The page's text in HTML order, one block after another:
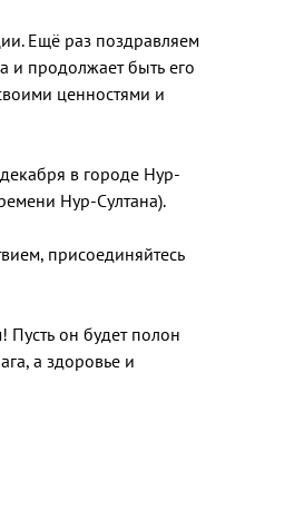
Ещё раз поздравляем
и продолжает быть его
ценностями и
в городе Нур-
Нур-Султана).
присоединяйтесь
он будет полон
а здоровье и